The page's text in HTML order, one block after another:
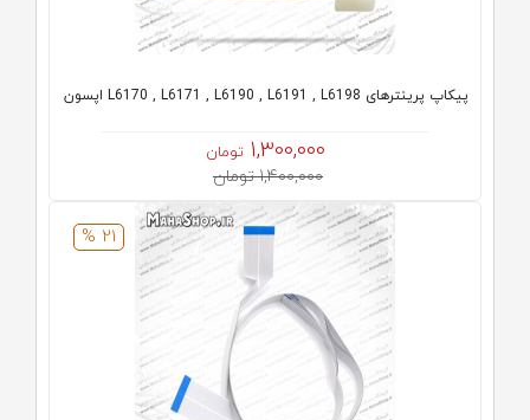
پیکاپ پرینترهای L6170 , L6171 , L6190 , L6191 , L6198 اپسون
1,300,000 تومان
1,400,000 تومان
21 %